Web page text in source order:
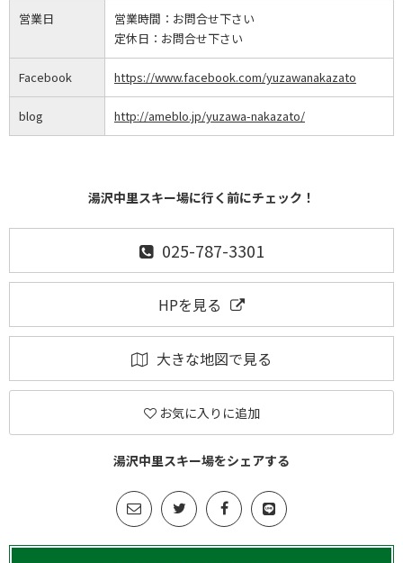
営業日 営業時間： お問合せ下さい
定休日： お問合せ下さい
Facebook https://www.facebook.com/yuzawanakazato
blog http://ameblo.jp/yuzawa-nakazato/
湯沢中里スキー場に行く前にチェック！
025-787-3301
HPを見る
大きな地図で見る
お気に入りに追加
湯沢中里スキー場をシェアする